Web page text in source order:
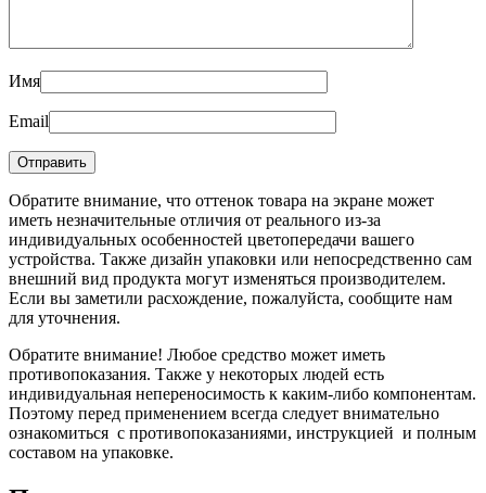
Имя
Email
Обратите внимание, что оттенок товара на экране может
иметь незначительные отличия от реального из-за
индивидуальных особенностей цветопередачи вашего
устройства. Также дизайн упаковки или непосредственно сам
внешний вид продукта могут изменяться производителем.
Если вы заметили расхождение, пожалуйста, сообщите нам
для уточнения.
Обратите внимание! Любое средство может иметь
противопоказания. Также у некоторых людей есть
индивидуальная непереносимость к каким-либо компонентам.
Поэтому перед применением всегда следует внимательно
ознакомиться с противопоказаниями, инструкцией и полным
составом на упаковке.